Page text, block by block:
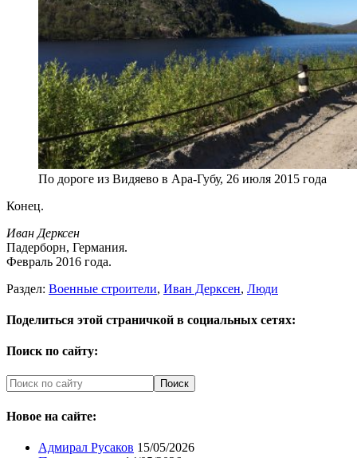
По дороге из Видяево в Ара-Губу, 26 июля 2015 года
Конец.
Иван Дерксен
Падерборн, Германия.
Февраль 2016 года.
Раздел: Военные строители, Иван Дерксен, Люди
Поделиться этой страничкой в социальных сетях:
Поиск по сайту:
Новое на сайте:
Адмирал Русаков 15/05/2026